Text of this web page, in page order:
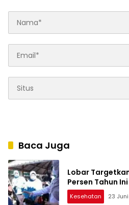
Baca Juga
Lobar
Persen Tahun Ini
Kesehatan 23